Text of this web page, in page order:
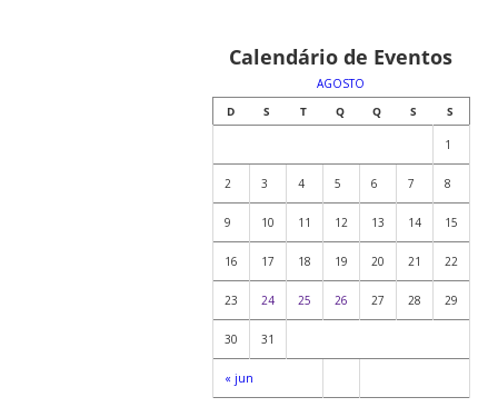
Calendário de Eventos
AGOSTO
D
S T Q Q S S
« jun
1
2 3 4 5 6 7 8
9 10 11 12 13 14 15
16 17 18 19 20 21 22
23 24 25 26 27 28 29
30 31